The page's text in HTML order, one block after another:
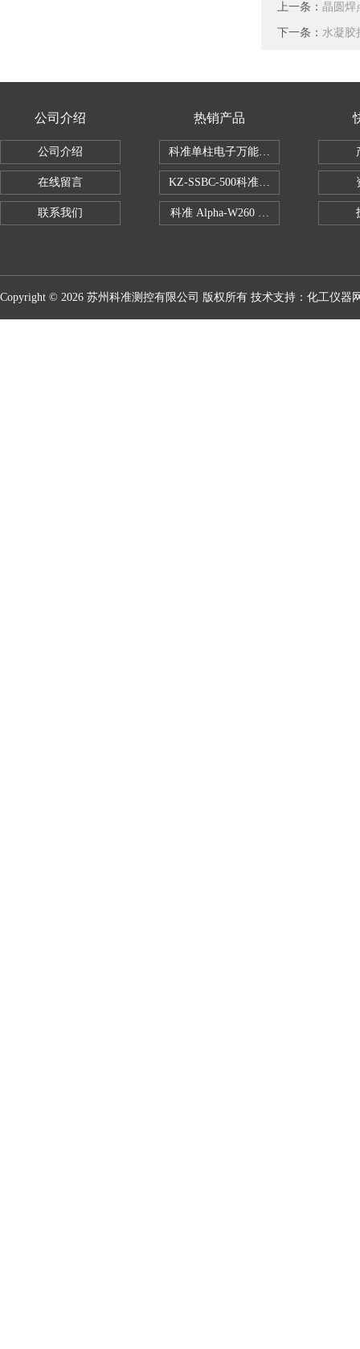
上一条： 晶圆焊
下一条： 水凝胶
公司介绍
公司介绍
在线留言
联系我们
热销产品
科准单柱电子万能拉力机KZ-SSBC-500
KZ-SSBC-500科准单柱电子万能试验
科准 Alpha-W260 半导体全自动推拉
Copyright © 2026 苏州科准测控有限公司 版权所有 技术支持： 化工仪器